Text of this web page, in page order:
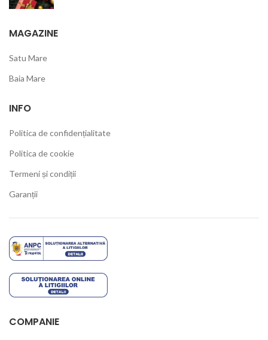
MAGAZINE
Satu Mare
Baia Mare
INFO
Politica de confidențialitate
Politica de cookie
Termeni și condiții
Garanții
COMPANIE